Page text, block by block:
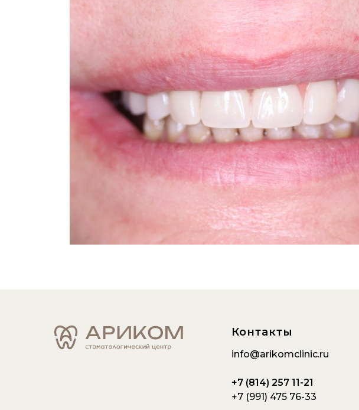
Контакты
info@arikomclinic.ru
+7 (814) 257 11-21
+7 (991) 475 76-33